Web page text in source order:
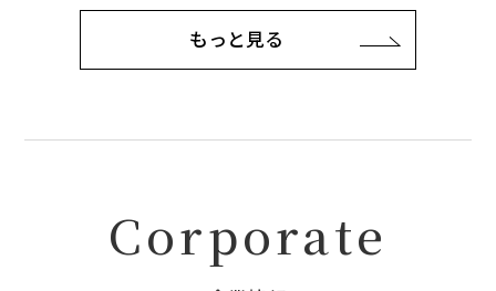
もっと見る
Corporate